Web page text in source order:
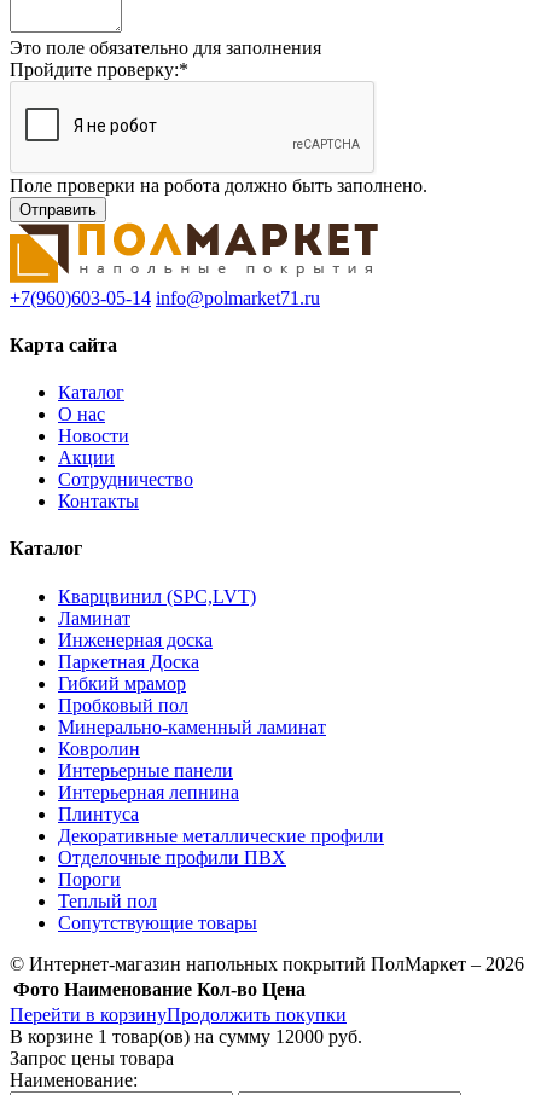
Это поле обязательно для заполнения
Пройдите проверку:*
Поле проверки на робота должно быть заполнено.
+7(960)603-05-14 info@polmarket71.ru
Карта сайта
Каталог
О нас
Новости
Акции
Сотрудничество
Контакты
Каталог
Кварцвинил (SPC,LVT)
Ламинат
Инженерная доска
Паркетная Доска
Гибкий мрамор
Пробковый пол
Минерально-каменный ламинат
Ковролин
Интерьерные панели
Интерьерная лепнина
Плинтуса
Декоративные металлические профили
Отделочные профили ПВХ
Пороги
Теплый пол
Сопутствующие товары
© Интернет-магазин напольных покрытий ПолМаркет – 2026
Фото Наименование Кол-во Цена
Перейти в корзинуПродолжить покупки
В корзине 1 товар(ов) на сумму 12000 руб.
Запрос цены товара
Наименование: